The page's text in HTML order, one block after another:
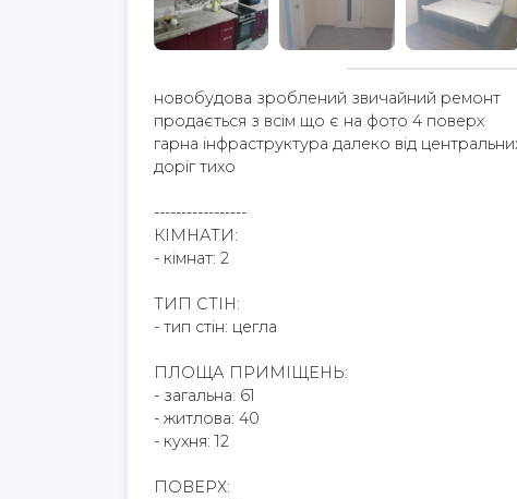
новобудова зроблений звичайний ремонт
продається з всім що є на фото 4 поверх
гарна інфраструктура далеко від
доріг тихо
-----------------
КІМНАТИ:
- кімнат: 2
ТИП СТІН:
- тип стін: цегла
ПЛОЩА ПРИМІЩЕНЬ:
- загальна: 61
- житлова: 40
- кухня: 12
ПОВЕРХ: